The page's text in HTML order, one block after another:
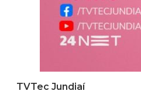
TVTec Jundiaí